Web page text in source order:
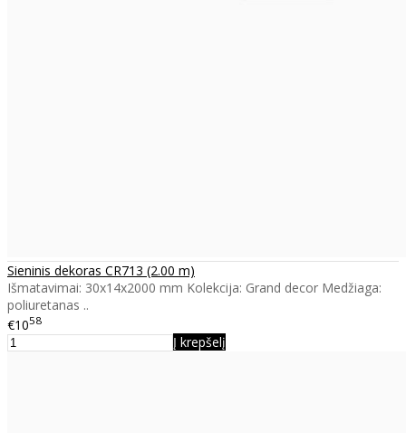
Sieninis dekoras CR713 (2.00 m)
Išmatavimai: 30x14x2000 mm Kolekcija: Grand decor Medžiaga:
poliuretanas ..
€1058
Į krepšelį